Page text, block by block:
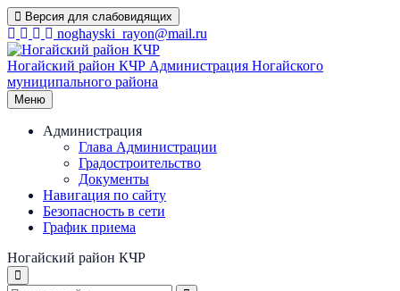
Перейти
к
содержимому
Версия для слабовидящих
noghayski_rayon@mail.ru
Ногайский район КЧР Администрация Ногайского
муниципального района
Меню
Администрация
Глава Администрации
Градостроительство
Документы
Навигация по сайту
Безопасность в сети
График приема
Ногайский район КЧР